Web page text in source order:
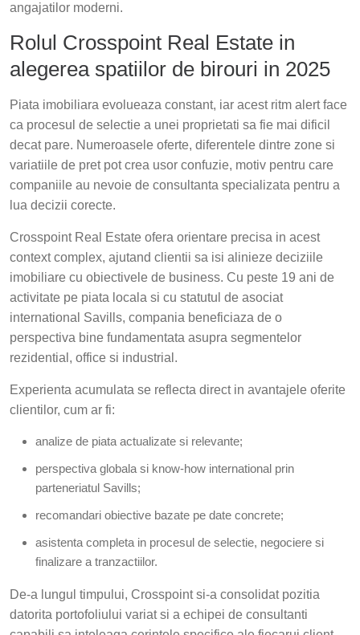
angajatilor moderni.
Rolul Crosspoint Real Estate in
alegerea spatiilor de birouri in 2025
Piata imobiliara evolueaza constant, iar acest ritm alert face
ca procesul de selectie a unei proprietati sa fie mai dificil
decat pare. Numeroasele oferte, diferentele dintre zone si
variatiile de pret pot crea usor confuzie, motiv pentru care
companiile au nevoie de consultanta specializata pentru a
lua decizii corecte.
Crosspoint Real Estate ofera orientare precisa in acest
context complex, ajutand clientii sa isi alinieze deciziile
imobiliare cu obiectivele de business. Cu peste 19 ani de
activitate pe piata locala si cu statutul de asociat
international Savills, compania beneficiaza de o
perspectiva bine fundamentata asupra segmentelor
rezidential, office si industrial.
Experienta acumulata se reflecta direct in avantajele oferite
clientilor, cum ar fi:
analize de piata actualizate si relevante;
perspectiva globala si know-how international prin
parteneriatul Savills;
recomandari obiective bazate pe date concrete;
asistenta completa in procesul de selectie, negociere si
finalizare a tranzactiilor.
De-a lungul timpului, Crosspoint si-a consolidat pozitia
datorita portofoliului variat si a echipei de consultanti